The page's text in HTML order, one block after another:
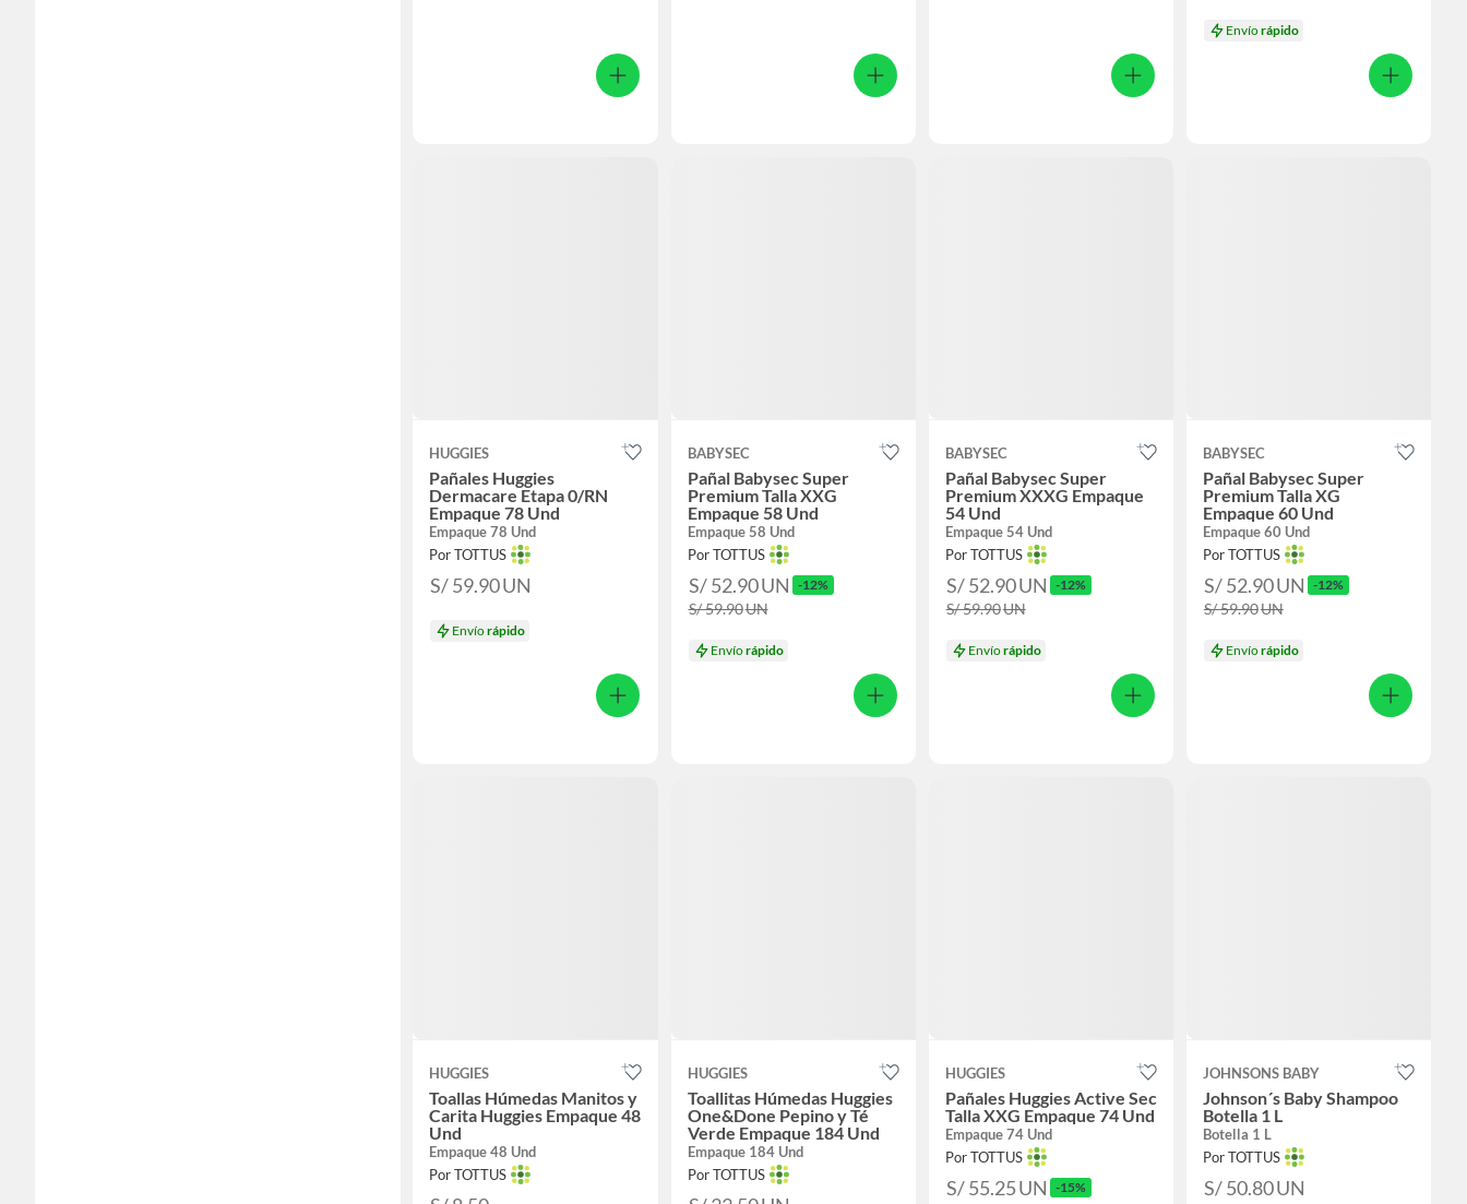
Envíorápido
HUGGIES
Pañales Huggies
Dermacare Etapa 0/RN
Empaque 78 Und
Empaque 78 Und
Por TOTTUS
S/ 59.90UN
Envíorápido
BABYSEC
Pañal Babysec Super
Premium Talla XXG
Empaque 58 Und
Empaque 58 Und
Por TOTTUS
S/ 52.90UN -12%
S/ 59.90UN
Envíorápido
BABYSEC
Pañal Babysec Super
Premium XXXG Empaque
54 Und
Empaque 54 Und
Por TOTTUS
S/ 52.90UN -12%
S/ 59.90UN
Envíorápido
BABYSEC
Pañal Babysec Super
Premium Talla XG
Empaque 60 Und
Empaque 60 Und
Por TOTTUS
S/ 52.90UN -12%
S/ 59.90UN
Envíorápido
HUGGIES
Toallas Húmedas Manitos y
Carita Huggies Empaque 48
Und
Empaque 48 Und
Por TOTTUS
HUGGIES
Toallitas Húmedas Huggies
One&Done Pepino y Té
Verde Empaque 184 Und
Empaque 184 Und
Por TOTTUS
HUGGIES
Pañales Huggies Active Sec
Talla XXG Empaque 74 Und
Empaque 74 Und
Por TOTTUS
S/ 55.25UN -15%
JOHNSONS BABY
Johnson´s Baby Shampoo
Botella 1 L
Botella 1 L
Por TOTTUS
S/ 50.80UN